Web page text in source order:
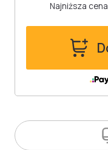
Najniższa